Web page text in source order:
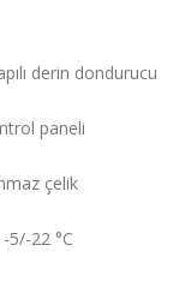
derin dondurucu
paneli
çelik
-5/-22 °C